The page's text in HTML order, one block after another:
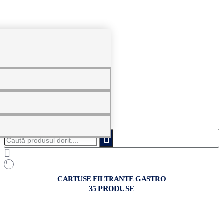
produsul
dorit....
0
CARTUSE FILTRANTE GASTRO
35 PRODUSE